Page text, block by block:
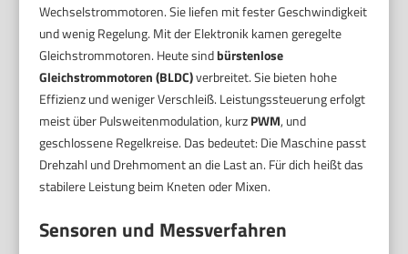
Wechselstrommotoren. Sie liefen mit fester Geschwindigkeit
und wenig Regelung. Mit der Elektronik kamen geregelte
Gleichstrommotoren. Heute sindbürstenlose
Gleichstrommotoren (BLDC)verbreitet. Sie bieten hohe
Effizienz und weniger Verschleiß. Leistungssteuerung erfolgt
meist über Pulsweitenmodulation, kurzPWM, und
geschlossene Regelkreise. Das bedeutet: Die Maschine passt
Drehzahl und Drehmoment an die Last an. Für dich heißt das
stabilere Leistung beim Kneten oder Mixen.
Sensoren und Messverfahren